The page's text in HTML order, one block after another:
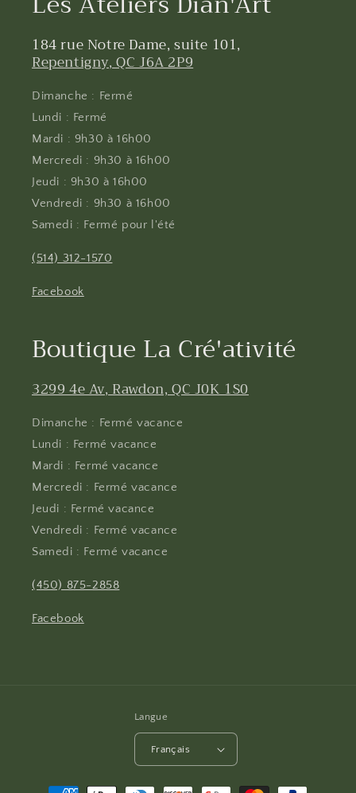
184 rue Notre Dame, suite 101,
Repentigny, QC J6A 2P9
Dimanche : Fermé
Lundi : Fermé
Mardi : 9h30 à 16h00
Mercredi : 9h30 à 16h00
Jeudi : 9h30 à 16h00
Vendredi : 9h30 à 16h00
Samedi : Fermé pour l'été
(514) 312-1570
Facebook
Boutique La Cré'ativité
3299 4e Av, Rawdon, QC J0K 1S0
Dimanche : Fermé vacance
Lundi : Fermé vacance
Mardi : Fermé vacance
Mercredi : Fermé vacance
Jeudi : Fermé vacance
Vendredi : Fermé vacance
Samedi : Fermé vacance
(450) 875-2858
Facebook
Langue
Français
Moyens